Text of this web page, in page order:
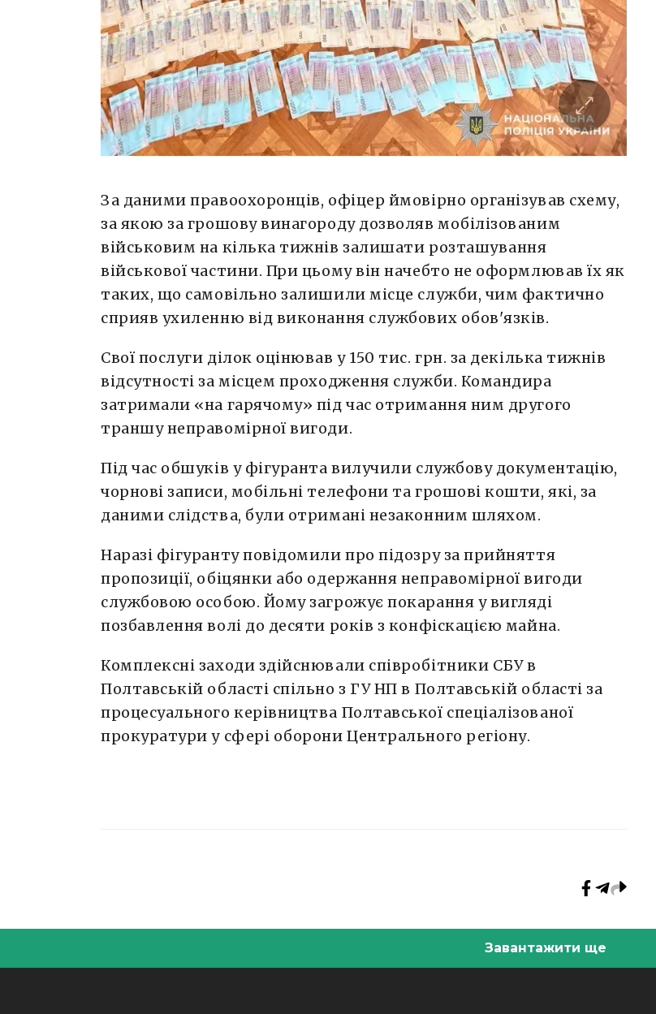
За даними правоохоронців, офіцер ймовірно організував схему,
за якою за грошову винагороду дозволяв мобілізованим
військовим на кілька тижнів залишати розташування
військової частини. При цьому він начебто не оформлював їх як
таких, що самовільно залишили місце служби, чим фактично
сприяв ухиленню від виконання службових обов'язків.
Свої послуги ділок оцінював у 150 тис. грн. за декілька тижнів
відсутності за місцем проходження служби. Командира
затримали «на гарячому» під час отримання ним другого
траншу неправомірної вигоди.
Під час обшуків у фігуранта вилучили службову документацію,
чорнові записи, мобільні телефони та грошові кошти, які, за
даними слідства, були отримані незаконним шляхом.
Наразі фігуранту повідомили про підозру за прийняття
пропозиції, обіцянки або одержання неправомірної вигоди
службовою особою. Йому загрожує покарання у вигляді
позбавлення волі до десяти років з конфіскацією майна.
Комплексні заходи здійснювали співробітники СБУ в
Полтавській області спільно з ГУ НП в Полтавській області за
процесуального керівництва Полтавської спеціалізованої
прокуратури у сфері оборони Центрального регіону.
Завантажити ще